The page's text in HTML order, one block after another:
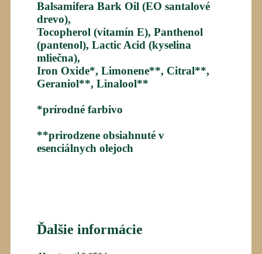
Balsamifera Bark Oil (EO santalové
drevo),
Tocopherol (vitamín E), Panthenol
(pantenol), Lactic Acid (kyselina
mliečna),
Iron Oxide*, Limonene**, Citral**,
Geraniol**, Linalool**
*prírodné farbivo
**prirodzene obsiahnuté v
esenciálnych olejoch
Ďalšie informácie